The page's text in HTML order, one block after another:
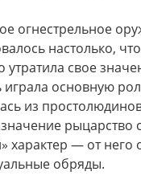
огнестрельное
настолько,
утратила свое
играла основную
из
рыцарство
характер — от него
обряды.